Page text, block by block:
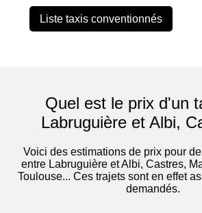
Liste taxis conventionnés
Quel est le prix d'un
Labruguière et Albi,
Voici des estimations de prix pour
entre Labruguière et Albi, Castres,
Toulouse... Ces trajets sont en effet
demandés.